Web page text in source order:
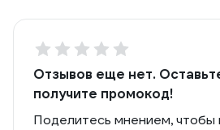
Отзывов еще нет.
получите промокод!
Поделитесь мнением, чтобы